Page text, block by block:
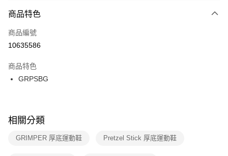
台灣樂天信用卡公司
【關於「AFTEE先享後付」】
便利好安心！
１．簡單：不需註冊會員、不需綁卡、不需儲值。
【「AFTEE先享後付」結帳流程】
３．收到繳費通知簡訊後14天內，點擊此簡訊中的連結，可透過四大超商／
ATM／網路銀行／等多元方式進行付款，方視為交易完成。
※ 請注意：結帳手續完成當下不需立刻繳費，但若您需要取消訂單，請聯絡
購買商品的店家。未經商家同意取消之訂單仍視為有效，需透過AFTEE先享
運送方式
7-11取貨(快速到店)
宅配
每筆NT$100，滿NT$1,500(含以上)免運費
商品特色
商品編號
10635586
商品特色
GRPSBG
相關分類
GRIMPER 厚底運動鞋 Pretzel Stick 厚底運動鞋